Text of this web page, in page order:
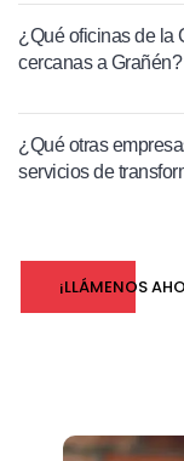
¿Qué oficinas de la
cercanas a Grañén?
¿Qué otras
servicios de
¡LLÁMENOS